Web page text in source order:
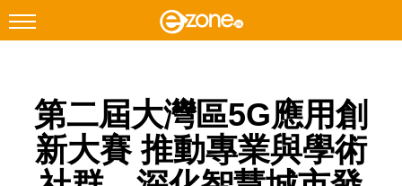
Facebook Instagram
科技焦點
網絡生活
第二屆大灣區5G應用創
新大賽 推動專業與學術